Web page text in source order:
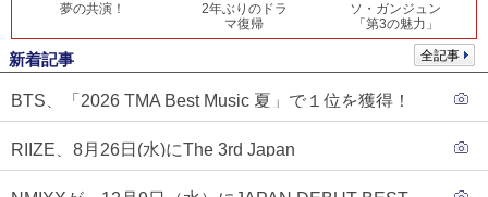
夢の共演！
2年ぶりのドラ
マ復帰
ソ・ガンジュン
「第3の魅力」
全記事
新着記事
BTS、「2026 TMA Best Music 夏」で１位を獲得！
RIIZE、8月26日(水)にThe 3rd Japan